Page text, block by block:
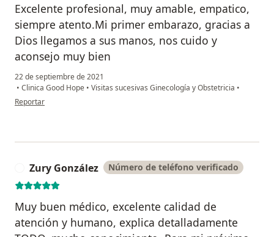
Excelente profesional, muy amable, empatico,
siempre atento.Mi primer embarazo, gracias a
Dios llegamos a sus manos, nos cuido y
aconsejo muy bien
22 de septiembre de 2021
• Clinica Good Hope • Visitas sucesivas Ginecología y Obstetricia •
en opinión del usuario Daisy
Reportar
Zury González Número de teléfono verificado
Muy buen médico, excelente calidad de
atención y humano, explica detalladamente